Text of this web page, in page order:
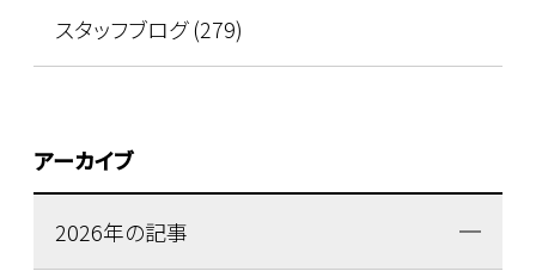
スタッフブログ (279)
アーカイブ
2026年の記事